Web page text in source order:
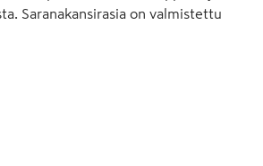
Saranakansirasia on valmistettu